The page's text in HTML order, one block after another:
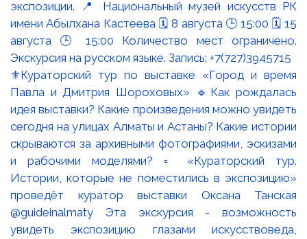
⚜️Кураторский тур по выставке «Город и время
Павла и Дмитрия Шороховых» 🔹Как рождалась
идея выставки? Какие произведения можно увидеть
сегодня на улицах Алматы и Астаны? Какие истории
скрываются за архивными фотографиями, эскизами
и рабочими моделями? ▫️ «Кураторский тур.
Истории, которые не поместились в экспозицию»
проведёт куратор выставки Оксана Танская
@guideinalmaty Эта экскурсия - возможность
увидеть экспозицию глазами искусствоведа,